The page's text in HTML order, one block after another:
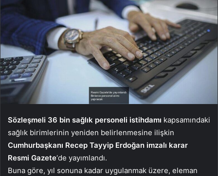
Sözleşmeli 36 bin sağlık personeli istihdamı kapsamındaki
sağlık birimlerinin yeniden belirlenmesine ilişkin
Cumhurbaşkanı Recep Tayyip Erdoğan imzalı karar
Resmi Gazete‘de yayımlandı.
Buna göre, yıl sonuna kadar uygulanmak üzere, eleman